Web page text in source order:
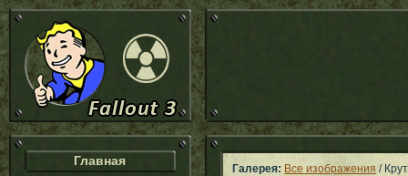
Главная
Галерея: Все изображения /